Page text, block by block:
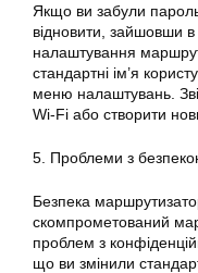
Якщо ви забули
відновити, зайшовши
налаштування
стандартні ім’я
меню налаштувань.
Wi-Fi або створити
5. Проблеми з
Безпека
скомпрометований
проблем з
що ви змінили